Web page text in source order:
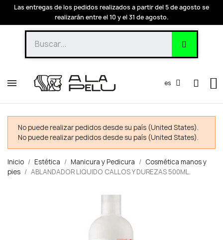
Las entregas de los pedidos realizados a partir del 5 de agosto se
realizarán entre el 10 y el 31 de agosto.
es
No puede realizar pedidos desde su país (United States).
No puede realizar pedidos desde su país (United States).
Inicio Estética Manicura y Pedicura
Cosmética manos y
pies
ABLANDADOR LIQUIDO CALLOS Y DUREZAS 500ML.